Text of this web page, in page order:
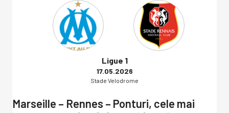
Ligue 1
17.05.2026
Stade Velodrome
Marseille – Rennes – Ponturi, cele mai